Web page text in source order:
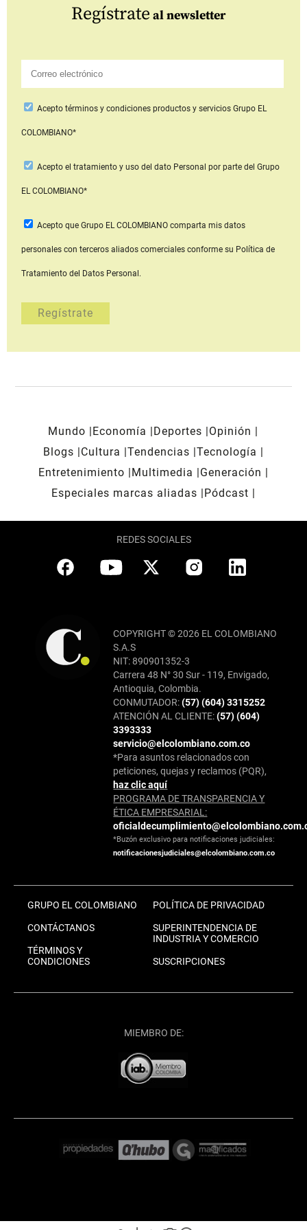
Regístrate al newsletter
Aceptotérminos y condiciones productos y serviciosGrupo EL
COLOMBIANO*
Acepto el tratamiento y uso del dato Personal por parte del Grupo
EL COLOMBIANO*
Acepto que Grupo EL COLOMBIANOcomparta mis datos
personales con terceros aliados comerciales conforme su Política de
Tratamiento del Datos Personal.
Mundo Economía Deportes
Opinión
Blogs
Cultura Tendencias Tecnología
Entretenimiento
Multimedia
Generación
Especiales marcas aliadas
Pódcast
REDES SOCIALES
COPYRIGHT © 2026 EL COLOMBIANO
S.A.S
NIT: 890901352-3
Carrera 48 N° 30 Sur - 119, Envigado,
Antioquia, Colombia.
CONMUTADOR:(57) (604) 3315252
ATENCIÓN AL CLIENTE:(57) (604)
3393333
servicio@elcolombiano.com.co
*Para asuntos relacionados con
peticiones, quejas y reclamos (PQR),
haz clic aquí
PROGRAMA DE TRANSPARENCIA Y
ÉTICA EMPRESARIAL:
*Buzón exclusivo para notificaciones judiciales:
notificacionesjudiciales@elcolombiano.com.co
GRUPO EL COLOMBIANO
CONTÁCTANOS
TÉRMINOS Y
CONDICIONES
POLÍTICA DE PRIVACIDAD
SUPERINTENDENCIA DE
INDUSTRIA Y COMERCIO
SUSCRIPCIONES
MIEMBRO DE: